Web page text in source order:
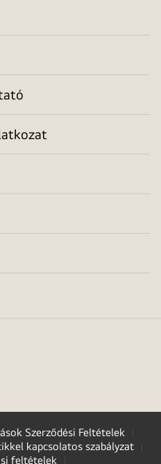
Szerződési Feltételek
kapcsolatos szabályzat
feltételek